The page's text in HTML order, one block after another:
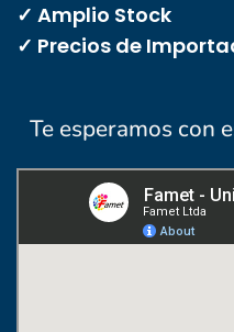
✓ Amplio Stock
✓ Precios de
Te esperamos con